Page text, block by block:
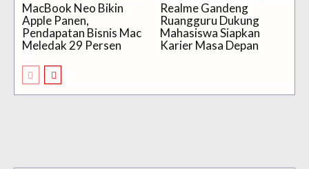
MacBook Neo Bikin
Apple Panen,
Pendapatan Bisnis Mac
Meledak 29 Persen
Realme Gandeng
Ruangguru Dukung
Mahasiswa Siapkan
Karier Masa Depan